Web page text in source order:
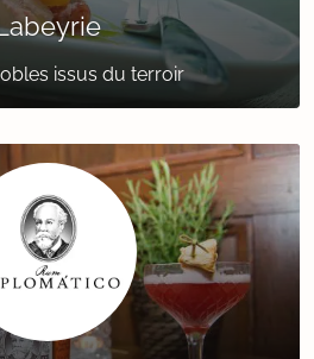
issus du terroir